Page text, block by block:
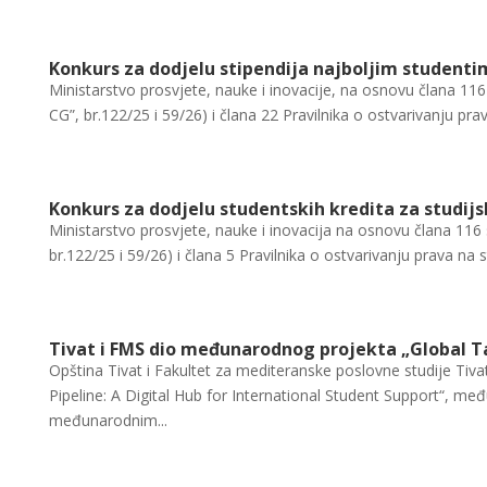
Konkurs za dodjelu stipendija najboljim
Ministarstvo prosvjete, nauke i inovacije, na osnovu člana
CG”, br.122/25 i 59/26) i člana 22 Pravilnika o ostvarivanju
Konkurs za dodjelu studentskih kredita za
Ministarstvo prosvjete, nauke i inovacija na osnovu člana
br.122/25 i 59/26) i člana 5 Pravilnika o ostvarivanju prava
Tivat i FMS dio međunarodnog projekta „Global
Opština Tivat i Fakultet za mediteranske poslovne studije
Pipeline: A Digital Hub for International Student Support“,
međunarodnim...